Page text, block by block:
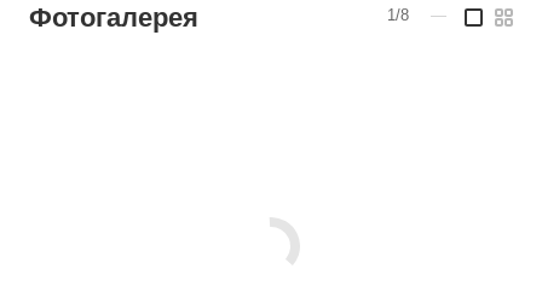
Фотогалерея 1/8 —